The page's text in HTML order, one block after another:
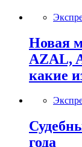
Новая
AZAL,
какие
года